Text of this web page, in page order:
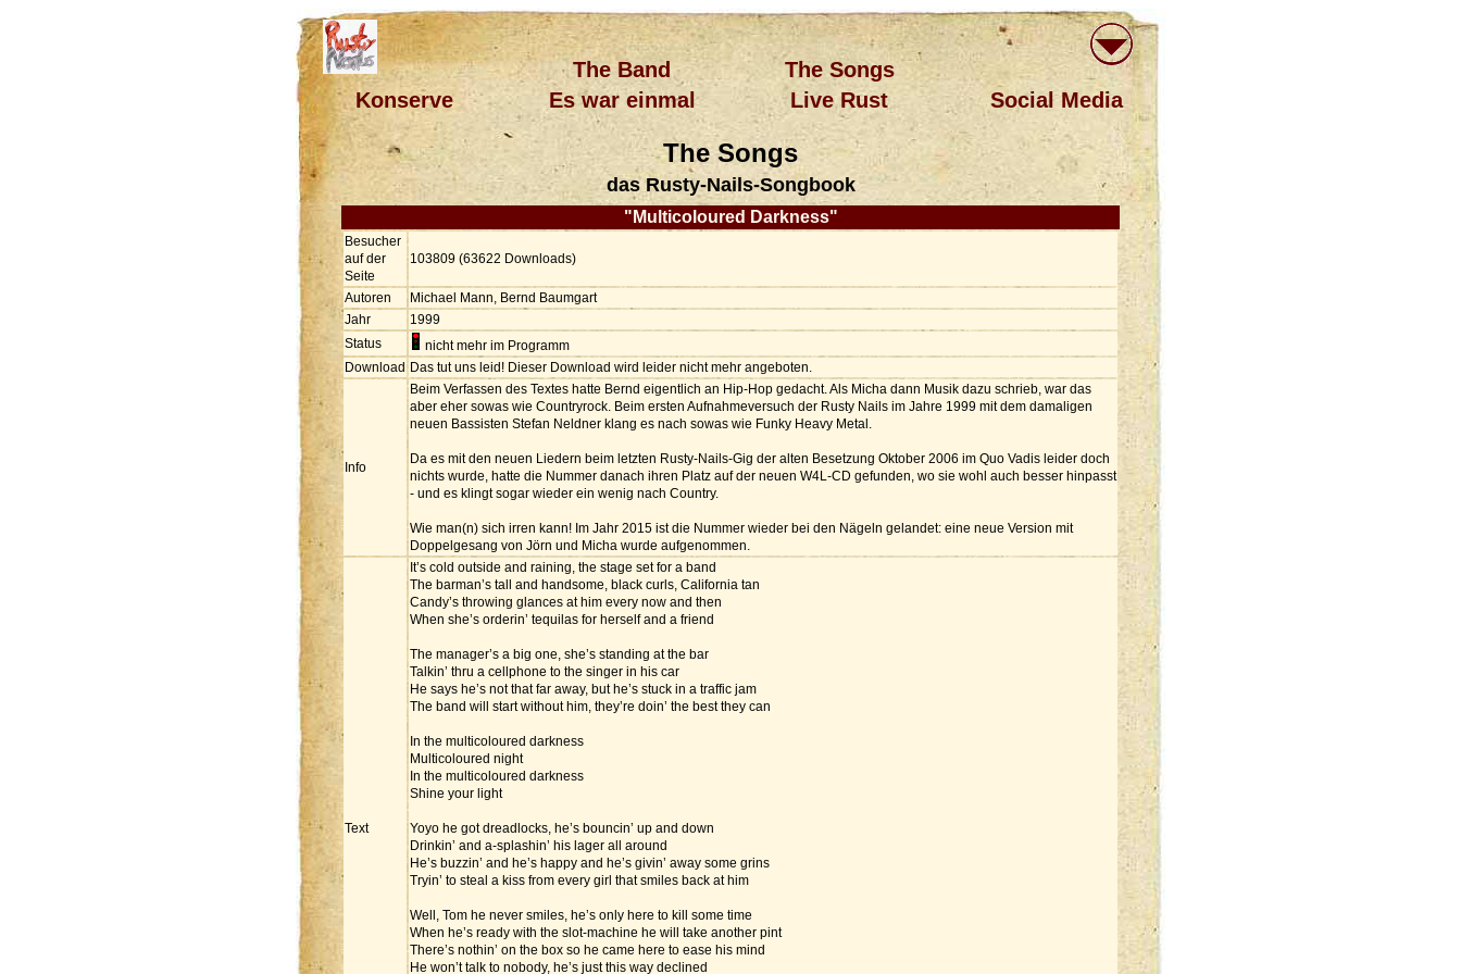
The Band
The Songs
Konserve
Es war einmal Live Rust Social Media
The Songs
das Rusty-Nails-Songbook
"Multicoloured Darkness"
Besucher
auf der
Seite
103809 (63622 Downloads)
Autoren
Michael Mann, Bernd Baumgart
Jahr
1999
Status
nicht mehr im Programm
Download Das tut uns leid! Dieser Download wird leider nicht mehr angeboten.
Info
Beim Verfassen des Textes hatte Bernd eigentlich an Hip-Hop gedacht. Als Micha dann Musik dazu schrieb, war das
aber eher sowas wie Countryrock. Beim ersten Aufnahmeversuch der Rusty Nails im Jahre 1999 mit dem damaligen
neuen Bassisten Stefan Neldner klang es nach sowas wie Funky Heavy Metal.
Da es mit den neuen Liedern beim letzten Rusty-Nails-Gig der alten Besetzung Oktober 2006 im Quo Vadis leider doch
nichts wurde, hatte die Nummer danach ihren Platz auf der neuen W4L-CD gefunden, wo sie wohl auch besser hinpasst
- und es klingt sogar wieder ein wenig nach Country.
Wie man(n) sich irren kann! Im Jahr 2015 ist die Nummer wieder bei den Nägeln gelandet: eine neue Version mit
Doppelgesang von Jörn und Micha wurde aufgenommen.
Text
It’s cold outside and raining, the stage set for a band
The barman’s tall and handsome, black curls, California tan
Candy’s throwing glances at him every now and then
When she’s orderin’ tequilas for herself and a friend
The manager’s a big one, she’s standing at the bar
Talkin’ thru a cellphone to the singer in his car
He says he’s not that far away, but he’s stuck in a traffic jam
The band will start without him, they’re doin’ the best they can
In the multicoloured darkness
Multicoloured night
In the multicoloured darkness
Shine your light
Yoyo he got dreadlocks, he’s bouncin’ up and down
Drinkin’ and a-splashin’ his lager all around
He’s buzzin’ and he’s happy and he’s givin’ away some grins
Tryin’ to steal a kiss from every girl that smiles back at him
Well, Tom he never smiles, he’s only here to kill some time
When he’s ready with the slot-machine he will take another pint
There’s nothin’ on the box so he came here to ease his mind
He won’t talk to nobody, he’s just this way declined